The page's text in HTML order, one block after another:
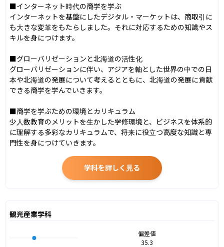
■インターネット時代の商学を学ぶ
インターネットを基盤にしたデジタル・マーケットは、商取引に
も大きな変革をもたらしました。それに対応するための知識やス
キルを身につけます。
■グローバリゼーションと北海道の活性化
グローバリゼーションに伴い、アジアを軸とした世界の中での日
本や北海道の発展について考えるとともに、北海道の発展に貢献
できる商学を学んでいきます。
■商学を学ぶための環境とカリキュラム
少人数教育のメリットを生かした学修環境と、ビジネスを体系的
に理解する多彩なカリキュラムで、将来に役立つ高度な知識と専
門性を身につけていきます。
学科を詳しく見る
観光産業学科
偏差値
35.3